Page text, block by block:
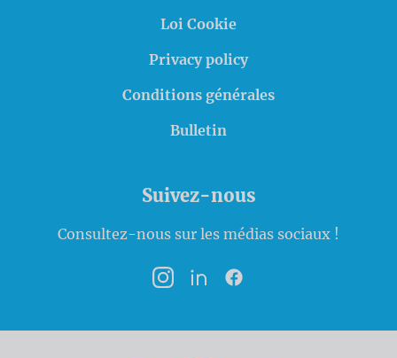
Loi Cookie
Privacy policy
Conditions générales
Bulletin
Suivez-nous
Consultez-nous sur les médias sociaux !
InstagramLinkedInFacebook